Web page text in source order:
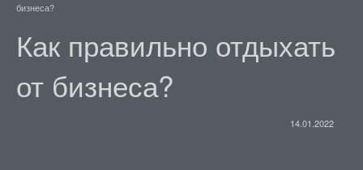
бизнеса?
Как правильно отдыхать
от бизнеса?
14.01.2022